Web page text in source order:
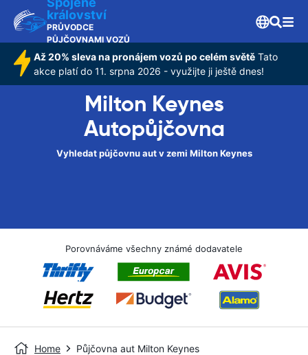
království
PRŮVODCE
PŮJČOVNAMI VOZŮ
Až 20% sleva na pronájem vozů po celém světě Tato
akce platí do 11. srpna 2026 - využijte ji ještě dnes!
Milton Keynes
Autopůjčovna
Vyhledat půjčovnu aut v zemi Milton Keynes
Porovnáváme všechny známé dodavatele
Home Půjčovna aut Milton Keynes